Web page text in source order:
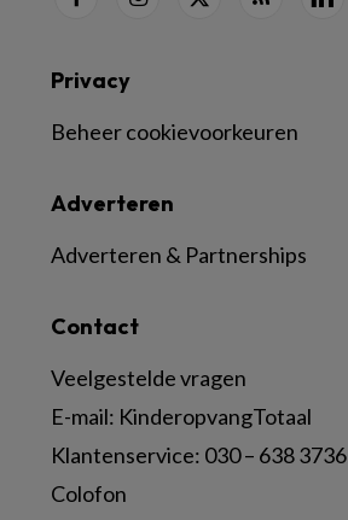
Contact
Veelgestelde vragen
E-mail: KinderopvangTotaal
Klantenservice: 030 – 638 3736
Colofon
Adverteren
Adverteren & Partnerships
Privacy
Beheer cookievoorkeuren